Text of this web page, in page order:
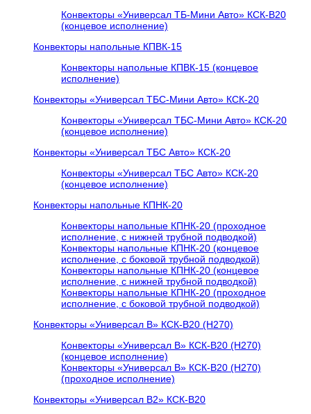
Конвекторы «Универсал ТБ-Мини Авто» КСК-В20
(концевое исполнение)
Конвекторы напольные КПВК-15
Конвекторы напольные КПВК-15 (концевое
исполнение)
Конвекторы «Универсал ТБC-Мини Авто» КСК-20
Конвекторы «Универсал ТБC-Мини Авто» КСК-20
(концевое исполнение)
Конвекторы «Универсал ТБC Авто» КСК-20
Конвекторы «Универсал ТБC Авто» КСК-20
(концевое исполнение)
Конвекторы напольные КПНК-20
Конвекторы напольные КПНК-20 (проходное
исполнение, с нижней трубной подводкой)
Конвекторы напольные КПНК-20 (концевое
исполнение, с боковой трубной подводкой)
Конвекторы напольные КПНК-20 (концевое
исполнение, с нижней трубной подводкой)
Конвекторы напольные КПНК-20 (проходное
исполнение, с боковой трубной подводкой)
Конвекторы «Универсал В» КСК-В20 (H270)
Конвекторы «Универсал В» КСК-В20 (H270)
(концевое исполнение)
Конвекторы «Универсал В» КСК-В20 (H270)
(проходное исполнение)
Конвекторы «Универсал В2» КСК-В20